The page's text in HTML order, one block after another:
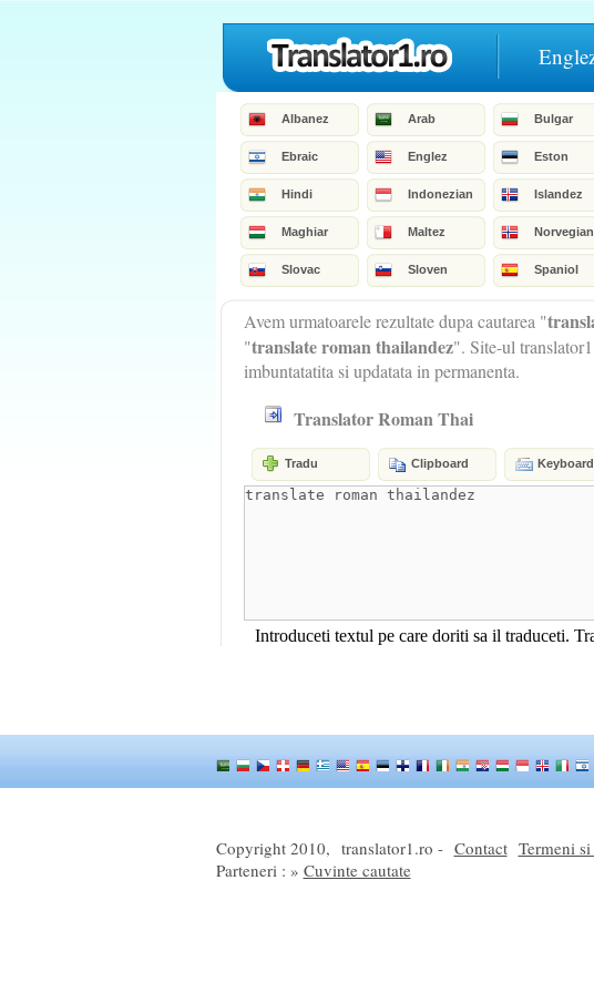
Albanez Arab Bulgar
Ebraic Englez Eston
Hindi Indonezian Islandez
Maghiar Maltez Norvegian
Slovac Sloven Spaniol
Avem urmatoarele rezultate dupa cautarea "
"translate roman thailandez". Site-ul
imbuntatatita si updatata in permanenta.
Translator Roman Thai
Tradu Clipboard Keyboard
Introduceti textul pe care doriti sa il traduceti.
Copyright 2010, translator1.ro - Contact Termeni
Parteneri : » Cuvinte cautate